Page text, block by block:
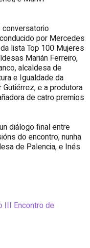
por Mercedes
lista Top 100 Mujeres
Marián Ferreiro,
alcaldesa de
e Igualdade da
e a produtora
de catro premios
diálogo final entre
do encontro, nunha
de Palencia, e Inés
III Encontro de